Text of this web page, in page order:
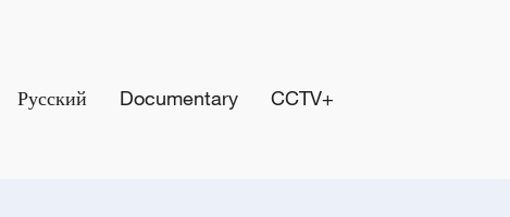
Русский Documentary CCTV+